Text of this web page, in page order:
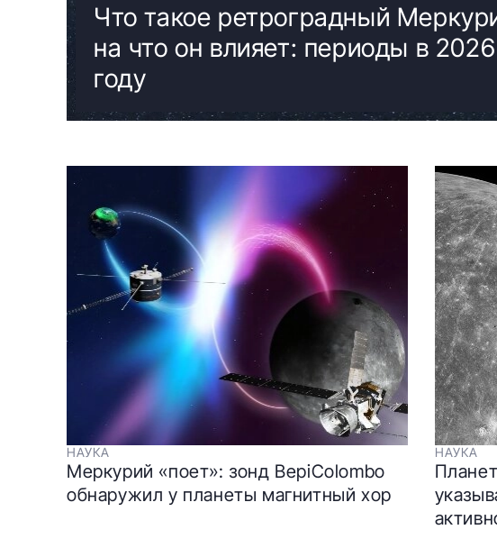
Что такое ретроградный
на что он влияет: периоды в 2026
году
НАУКА
Меркурий «поет»: зонд BepiColombo
обнаружил у планеты магнитный хор
НАУКА